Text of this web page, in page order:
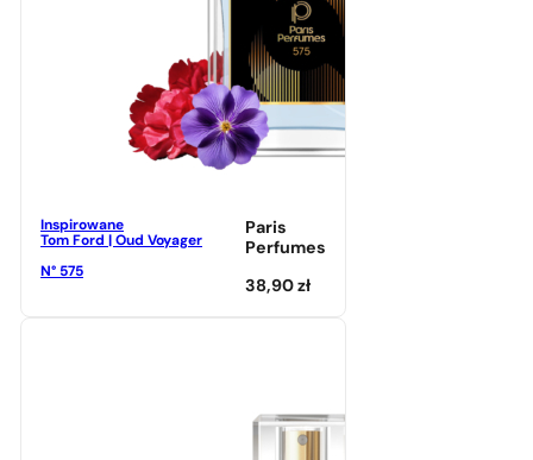
Inspirowane
Tom Ford | Oud Voyager
N° 575
Paris
Perfumes
38,90zł